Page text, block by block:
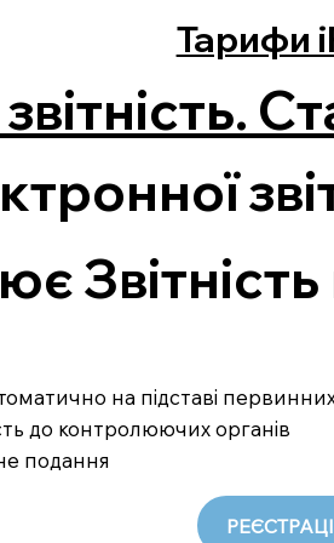
Тарифи
Звітність
на підставі
до контролюючих органів
подання